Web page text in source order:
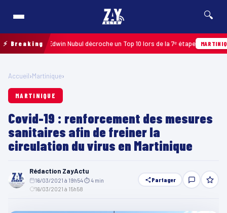
🔍
⚡ Breaking
: Edwin Nubul décroche un Top 10 lors de la 7ᵉ étape MARTINIQUE
Accueil›Martinique›
MARTINIQUE
Covid-19 : renforcement des mesures
sanitaires afin de freiner la
circulation du virus en Martinique
Rédaction ZayActu
16/03/2021 à 19h54⏱ 4 min
16/03/2021 à 15h58
Partager